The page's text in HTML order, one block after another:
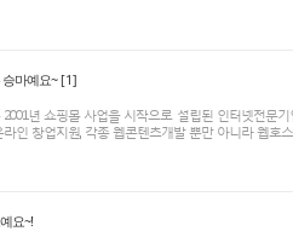
마예요~[1]
2001년 쇼핑몰 사업을 시작으로 설립된 인터넷전문
라인 창업지원, 각종 웹콘텐츠개발 뿐만 아니라 웹호스
요~!